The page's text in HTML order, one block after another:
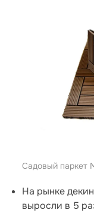
Садовый паркет
На рынке
выросли в 5